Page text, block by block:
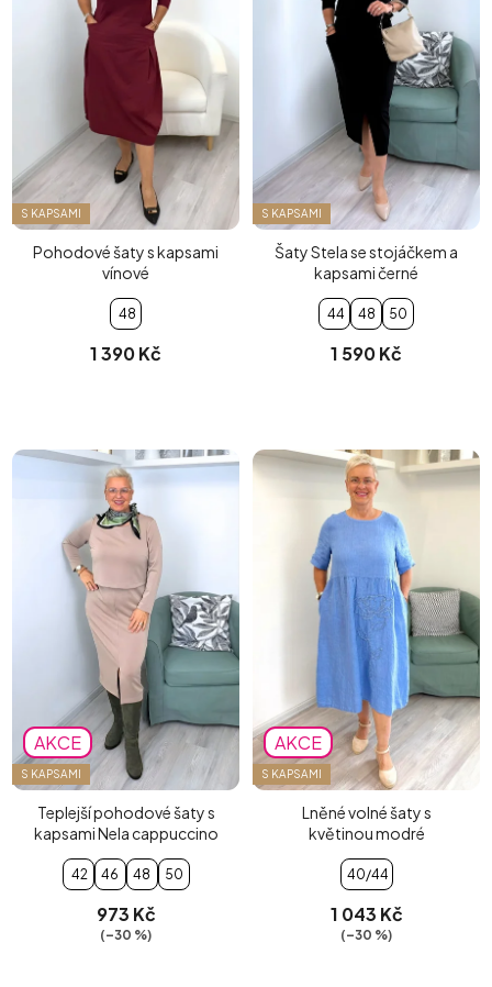
S KAPSAMI
Pohodové šaty s kapsami
vínové
48
1 390 Kč
S KAPSAMI
Šaty Stela se stojáčkem a
kapsami černé
44 48 50
1 590 Kč
AKCE
S KAPSAMI
Teplejší pohodové šaty s
kapsami Nela cappuccino
42 46 48 50
973 Kč
(–30 %)
AKCE
S KAPSAMI
Lněné volné šaty s
květinou modré
40/44
1 043 Kč
(–30 %)